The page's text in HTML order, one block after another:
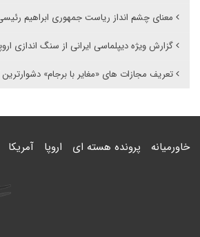
معنای چشم انداز ریاست جمهوری ابراهیم
گزارش ویژه دیپلماسی ایرانی از سنگ اندازی
تعریف مجازات های «مغایر با برجام»
خاورمیانه پرونده هسته ای اروپا آمریکا